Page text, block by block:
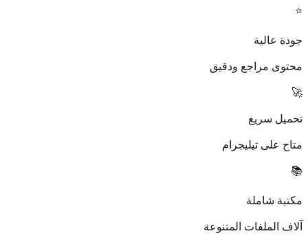
⭐
جودة عالية
محتوى مراجع ودقيق
🚀
تحميل سريع
متاح على تيليجرام
📚
مكتبة شاملة
آلاف الملفات المتنوعة